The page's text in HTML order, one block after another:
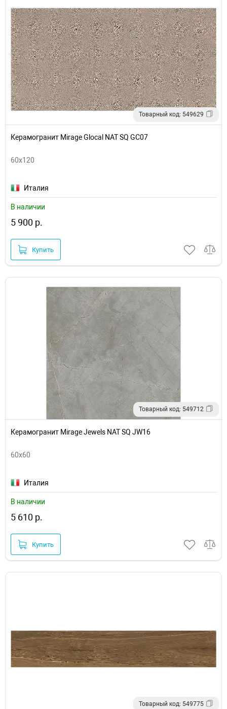
Товарный код: 549629
Керамогранит Mirage Glocal NAT SQ GC07
60x120
Италия
В наличии
5 900 р.
Купить
Товарный код: 549712
Керамогранит Mirage Jewels NAT SQ JW16
60x60
Италия
В наличии
5 610 р.
Купить
Товарный код: 549775